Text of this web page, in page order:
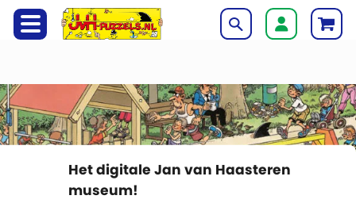
Het digitale Jan van Haasteren
museum!